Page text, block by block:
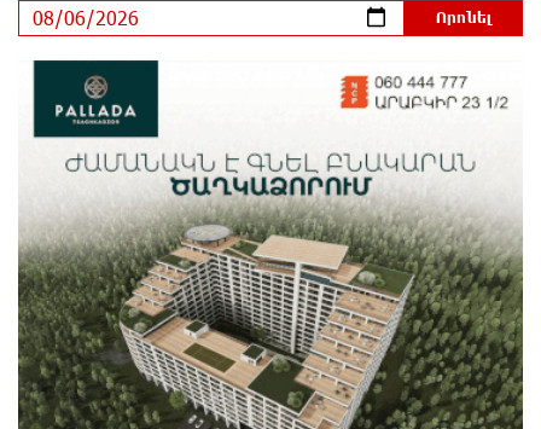
ավելի է փոքրանալու. Նարեկ Կարապետյան
20 րոպե առաջ
Սամվել Կարապետյանի տեսլականը համոզեց ինձ
վերադառնալ քաղաքականություն․ Արամ
Վարդևանյան
30 րոպե առաջ
Մի´ հանձնվիր թուրքական ողորմածությանը,
պայքարիր մինչև վերջ. Ավետիք Չալաբյանի
ուղերձը կալանավայրից
40 րոպե առաջ
«Չեմ վերադառնալու փաստաբանական
գործունեությանը»․ Արամ Վարդևանյան